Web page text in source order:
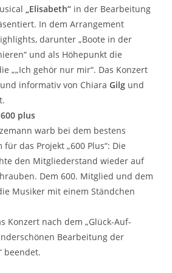
„Elisabeth“ in der Bearbeitung
In dem Arrangement
darunter „Boote in der
und als Höhepunkt die
„„Ich gehör nur mir“. Das Konzert
informativ von ChiaraGilg und
plus
warb bei dem bestens
das Projekt „600 Plus“: Die
den Mitgliederstand wieder auf
Dem 600. Mitglied und dem
Musiker mit einem Ständchen
Konzert nach dem „Glück-Auf-
Bearbeitung der
beendet.